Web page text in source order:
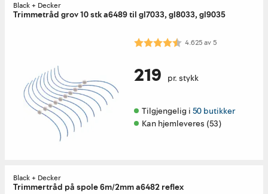
Black + Decker
Trimmetråd grov 10 stk a6489 til gl7033, gl8033, gl9035
Karakter: 4.6 av 5 mulige
4.625av5
219 pr. stykk
Tilgjengelig i 50 butikker
Kan hjemleveres (53)
Black + Decker
Trimmertråd på spole 6m/2mm a6482 reflex